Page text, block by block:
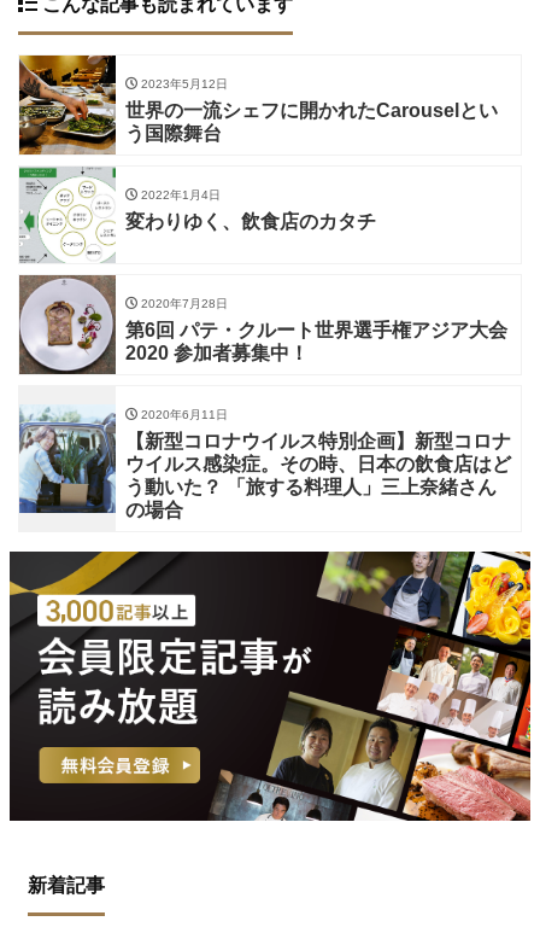
2023年5月12日
世界の一流シェフに開かれたCarouselとい
う国際舞台
2022年1月4日
変わりゆく、飲食店のカタチ
2020年7月28日
第6回 パテ・クルート世界選手権アジア大会
2020 参加者募集中！
2020年6月11日
【新型コロナウイルス特別企画】新型コロナ
ウイルス感染症。その時、日本の飲食店はど
う動いた？ 「旅する料理人」三上奈緒さん
の場合
新着記事